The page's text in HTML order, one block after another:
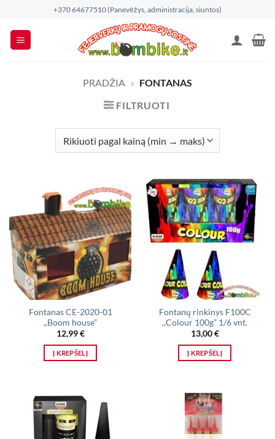
content
+370 64677510 (Panevėžys, administracija, siuntos)
PRADŽIA » FONTANAS
FILTRUOTI
Fontanas CE-2020-01
,,Boom house”
12,99€
Į KREPŠELĮ
Fontanų rinkinys F100C
,,Colour 100g” 1/6 vnt.
13,00€
Į KREPŠELĮ